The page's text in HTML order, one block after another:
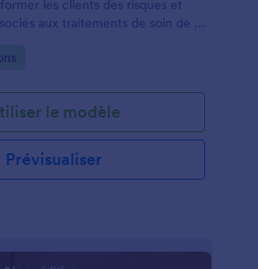
les clients des risques et
aux traitements de soin de la
Si votre salon de beauté ou
aux Soins du Visage
19 pour vous assurer que les
un traitement en toute
ni propager le Coronavirus.
le formulaire en fonction
le modèle
Prévisualiser